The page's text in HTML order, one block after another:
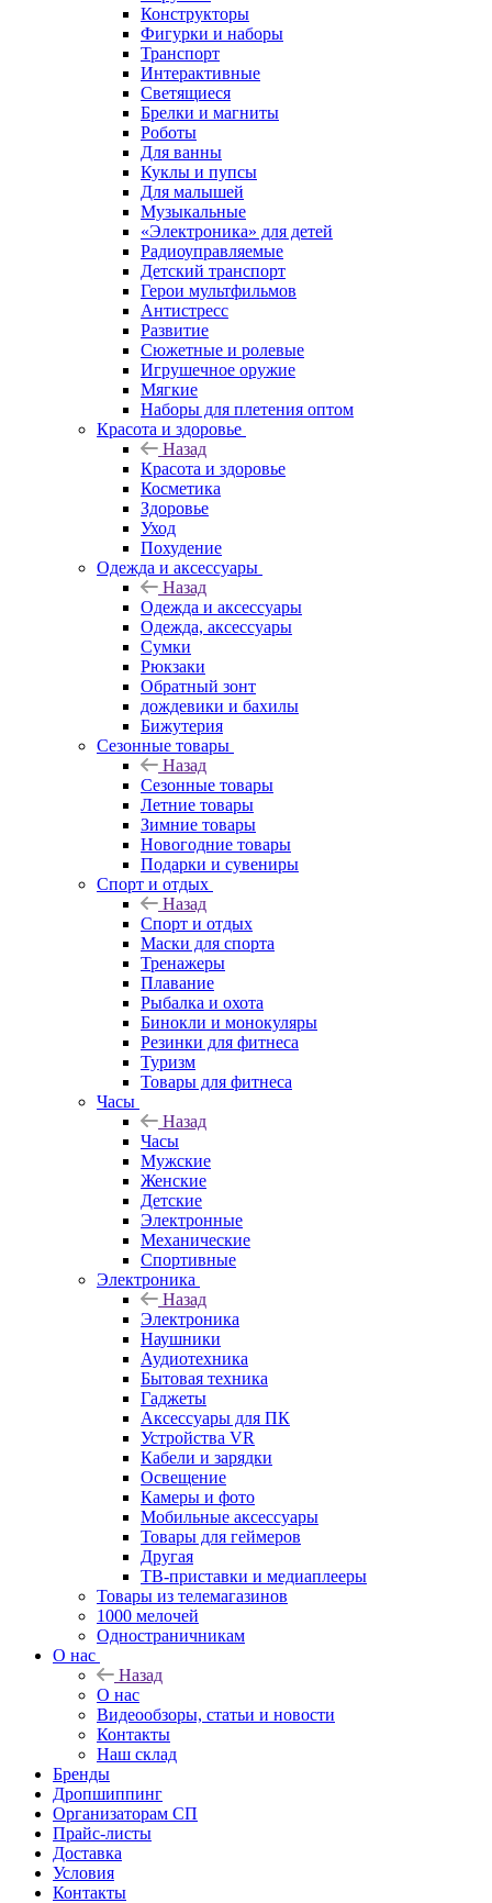
Конструкторы
Фигурки и наборы
Транспорт
Интерактивные
Светящиеся
Брелки и магниты
Роботы
Для ванны
Куклы и пупсы
Для малышей
Музыкальные
«Электроника» для детей
Радиоуправляемые
Детский транспорт
Герои мультфильмов
Антистресс
Развитие
Сюжетные и ролевые
Игрушечное оружие
Мягкие
Наборы для плетения оптом
Красота и здоровье
Назад
Красота и здоровье
Косметика
Здоровье
Уход
Похудение
Одежда и аксессуары
Назад
Одежда и аксессуары
Одежда, аксессуары
Сумки
Рюкзаки
Обратный зонт
дождевики и бахилы
Бижутерия
Сезонные товары
Назад
Сезонные товары
Летние товары
Зимние товары
Новогодние товары
Подарки и сувениры
Спорт и отдых
Назад
Спорт и отдых
Маски для спорта
Тренажеры
Плавание
Рыбалка и охота
Бинокли и монокуляры
Резинки для фитнеса
Туризм
Товары для фитнеса
Часы
Назад
Часы
Мужские
Женские
Детские
Электронные
Механические
Спортивные
Электроника
Назад
Электроника
Наушники
Аудиотехника
Бытовая техника
Гаджеты
Аксессуары для ПК
Устройства VR
Кабели и зарядки
Освещение
Камеры и фото
Мобильные аксессуары
Товары для геймеров
Другая
ТВ-приставки и медиаплееры
Товары из телемагазинов
1000 мелочей
Одностраничникам
О нас
Назад
О нас
Видеообзоры, статьи и новости
Контакты
Наш склад
Бренды
Дропшиппинг
Организаторам СП
Прайс-листы
Доставка
Условия
Контакты